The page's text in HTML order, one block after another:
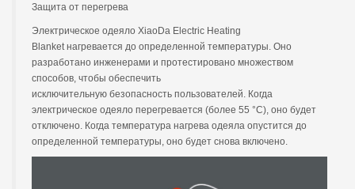
Защита от перегрева
Электрическое одеяло XiaoDa Electric Heating
Blanket нагревается до определенной температуры. Оно
разработано инженерами и протестировано множеством
способов, чтобы обеспечить
исключительную безопасность пользователей. Когда
электрическое одеяло перегревается (более 55 °C), оно будет
отключено. Когда температура нагрева одеяла опустится до
определенной температуры, оно будет снова включено.